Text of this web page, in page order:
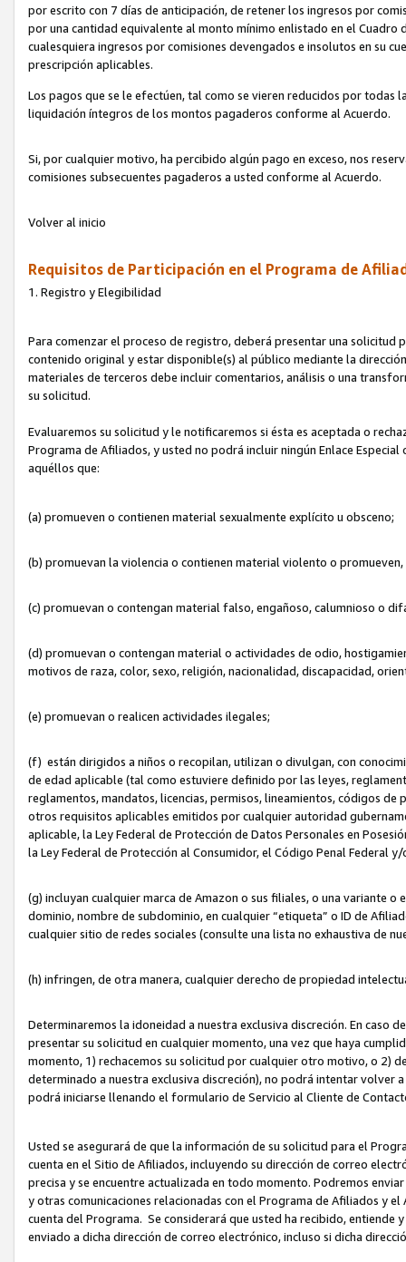
por escrito con 7 días de anticipación, de retener los ingresos por
por una cantidad equivalente al monto mínimo enlistado en el
cualesquiera ingresos por comisiones devengados e insolutos en su
prescripción aplicables.
Los pagos que se le efectúen, tal como se vieren reducidos por todas
liquidación íntegros de los montos pagaderos conforme al Acuerdo.
Si, por cualquier motivo, ha percibido algún pago en exceso, nos
comisiones subsecuentes pagaderos a usted conforme al Acuerdo.
Volver al inicio
Requisitos de Participación en el Programa de
1. Registro y Elegibilidad
Para comenzar el proceso de registro, deberá presentar una solicitud
contenido original y estar disponible(s) al público mediante la
materiales de terceros debe incluir comentarios, análisis o una
su solicitud.
Evaluaremos su solicitud y le notificaremos si ésta es aceptada o
Programa de Afiliados, y usted no podrá incluir ningún Enlace
aquéllos que:
(a) promueven o contienen material sexualmente explícito u obsceno;
(b) promuevan la violencia o contienen material violento o
(c) promuevan o contengan material falso, engañoso, calumnioso o
(d) promuevan o contengan material o actividades de odio,
motivos de raza, color, sexo, religión, nacionalidad, discapacidad,
(e) promuevan o realicen actividades ilegales;
(f) están dirigidos a niños o recopilan, utilizan o divulgan, con
de edad aplicable (tal como estuviere definido por las leyes,
reglamentos, mandatos, licencias, permisos, lineamientos, códigos
otros requisitos aplicables emitidos por cualquier autoridad
aplicable, la Ley Federal de Protección de Datos Personales en
la Ley Federal de Protección al Consumidor, el Código Penal Federal
(g) incluyan cualquier marca de Amazon o sus filiales, o una variante
dominio, nombre de subdominio, en cualquier “etiqueta” o ID de
cualquier sitio de redes sociales (consulte una lista no exhaustiva de
(h) infringen, de otra manera, cualquier derecho de propiedad
Determinaremos la idoneidad a nuestra exclusiva discreción. En caso
presentar su solicitud en cualquier momento, una vez que haya
momento, 1) rechacemos su solicitud por cualquier otro motivo, o 2)
determinado a nuestra exclusiva discreción), no podrá intentar volver
podrá iniciarse llenando el formulario de Servicio al Cliente de
Usted se asegurará de que la información de su solicitud para el
cuenta en el Sitio de Afiliados, incluyendo su dirección de correo
precisa y se encuentre actualizada en todo momento. Podremos
y otras comunicaciones relacionadas con el Programa de Afiliados y
cuenta del Programa. Se considerará que usted ha recibido, entiende
enviado a dicha dirección de correo electrónico, incluso si dicha